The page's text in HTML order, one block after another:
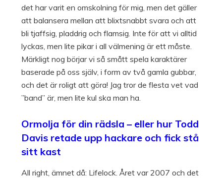
det har varit en omskolning för mig, men det gäller
att balansera mellan att blixtsnabbt svara och att
bli tjaffsig, pladdrig och flamsig. Inte för att vi alltid
lyckas, men lite pikar i all välmening är ett måste.
Märkligt nog börjar vi så smått spela karaktärer
baserade på oss själv, i form av två gamla gubbar,
och det är roligt att göra! Jag tror de flesta vet vad
”band” är, men lite kul ska man ha.
Ormolja för din rädsla – eller hur Todd
Davis retade upp hackare och fick stå
sitt kast
All right, ämnet då: Lifelock. Året var 2007 och det